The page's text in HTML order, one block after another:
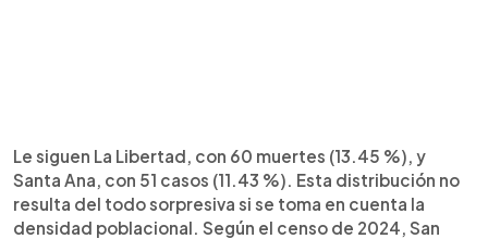
Le siguen La Libertad, con 60 muertes (13.45 %), y
Santa Ana, con 51 casos (11.43 %). Esta distribución no
resulta del todo sorpresiva si se toma en cuenta la
densidad poblacional. Según el censo de 2024, San